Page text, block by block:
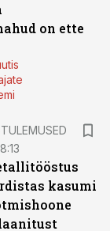
on ette
kasumi